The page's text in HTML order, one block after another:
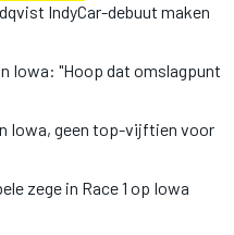
IndyCar-debuut maken
Iowa: "Hoop dat omslagpunt
Iowa, geen top-vijftien voor
zege in Race 1 op Iowa